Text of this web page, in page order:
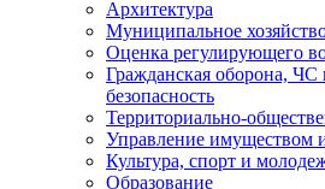
Архитектура
Муниципальное
Оценка регулирующего
Гражданская оборона, ЧС
безопасность
Территориально-
Управление имуществом
Культура, спорт и
Образование